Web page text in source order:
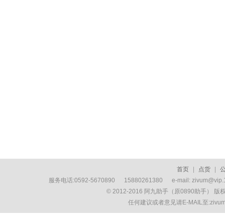
首页 点货
服务电话:0592-5670890 15880261380 e-mail:
© 2012-2016 阿九助手（原0890助手） 版
任何建议或者意见请E-MAIL至